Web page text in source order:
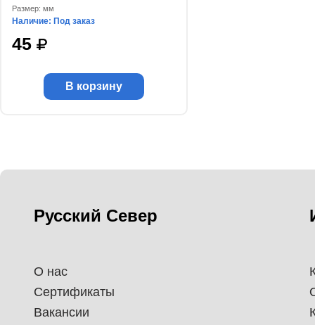
Размер: мм
Наличие: Под заказ
45
В корзину
Русский Север
О нас
Сертификаты
Вакансии